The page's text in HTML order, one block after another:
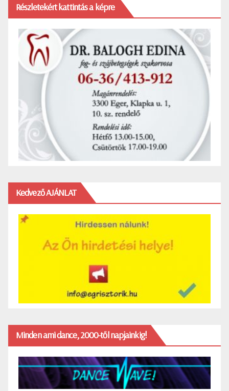
Részletekért kattintás a képre
Kedvező AJÁNLAT
Minden ami dance, 2000-től napjainkig!